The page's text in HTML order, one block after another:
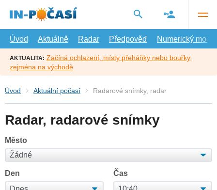
hlavní
Úvod
Aktuálně Radar Předpověď Numerický model
AKTUALITA: Začíná ochlazení, místy přeháňky nebo bouřky,
zejména na východě
Úvod Aktuální počasí Radarové snímky, radar
Radar, radarové snímky
Město
Den Čas